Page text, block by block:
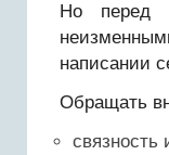
Но перед
написании
Обращать
связность